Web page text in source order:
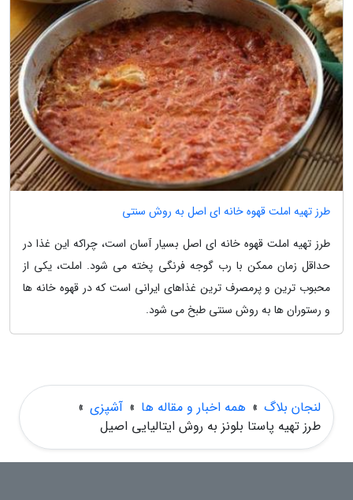
طرز تهیه املت قهوه خانه ای اصل به روش سنتی
طرز تهیه املت قهوه خانه ای اصل بسیار آسان است، چراکه این غذا در
حداقل زمان ممکن با رب گوجه فرنگی پخته می شود. املت، یکی از
محبوب ترین و پرمصرف ترین غذاهای ایرانی است که در قهوه خانه ها
و رستوران ها به روش سنتی طبخ می شود.
لنجان بلاگ » همه اخبار و مقاله ها » آشپزی »
طرز تهیه پاستا بلونز به روش ایتالیایی اصیل